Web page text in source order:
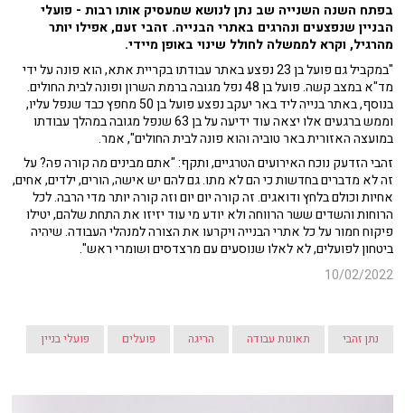
בפתח השנה השנייה שב נתן לנושא שמעסיק אותו רבות - פועלי
הבניין שנפצעים ונהרגים באתרי הבנייה. זהבי זעם, אפילו יותר
מהרגיל, וקרא לממשלה לחולל שינוי באופן מיידי.
"במקביל גם פועל בן 23 נפצע באתר עבודתו בקריית אתא, הוא פונה על ידי
מד"א במצב קשה. פועל בן 48 נפל מגובה ברמת השרון ופונה לבית החולים.
בנוסף, באתר בנייה ליד באר יעקב נפצע פועל בן 50 מחפץ כבד שנפל עליו,
וממש ברגעים אלו יצאה עוד ידיעה על בן 63 שנפל מגובה במהלך עבודתו
במועצה האזורית באר טוביה והוא פונה לבית החולים", אמר.
זהבי הזדעק נוכח האירועים הטרגיים, ותקף: "אתם מבינים מה קורה פה? על
זה לא מדברים בחדשות כי הם לא מתו. גם להם יש אישה, הורים, ילדים, אחים,
אחיות וכולם בלחץ ודואגים. זה קורה יום יום וזה קורה יותר מדי הרבה. לכל
הרוחות והשדים ששר הרווחה ולא יודע מי עוד יזיזו את התחת שלהם, יטילו
פיקוח חמור על כל אתרי הבנייה ויקרעו את הצורה למנהלי העבודה. שיהיה
ביטחון לפועלים, לא לאלו שנוסעים עם מרצדסים ושומרי ראש".
10/02/2022
נתן זהבי תאונות עבודה הריגה פועלים פועלי בניין